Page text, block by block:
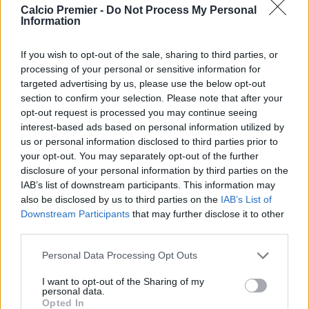
Calcio Premier - Do Not Process My Personal
Information
If you wish to opt-out of the sale, sharing to third parties, or
processing of your personal or sensitive information for
targeted advertising by us, please use the below opt-out
section to confirm your selection. Please note that after your
opt-out request is processed you may continue seeing
interest-based ads based on personal information utilized by
us or personal information disclosed to third parties prior to
your opt-out. You may separately opt-out of the further
disclosure of your personal information by third parties on the
IAB’s list of downstream participants. This information may
also be disclosed by us to third parties on the IAB’s List of
Downstream Participants that may further disclose it to other
Personal Data Processing Opt Outs
I want to opt-out of the Sharing of my
personal data.
Opted In
Che cifre
I costi dell’operazione sarebbero altissimi. La prima offerta
ha incredibilmente detto di no. Dalle parti di Nottingham
sono convinti che il giocatore valga di più, precisamente
120 milioni di Sterline. Come riporta ilGuardianè stata
questa la richiesta della dirigenza di Marinakis. Adesso la
palla passa al City, che deve capire se rialzare o puntare
su altri obiettivi per il centrocampo.